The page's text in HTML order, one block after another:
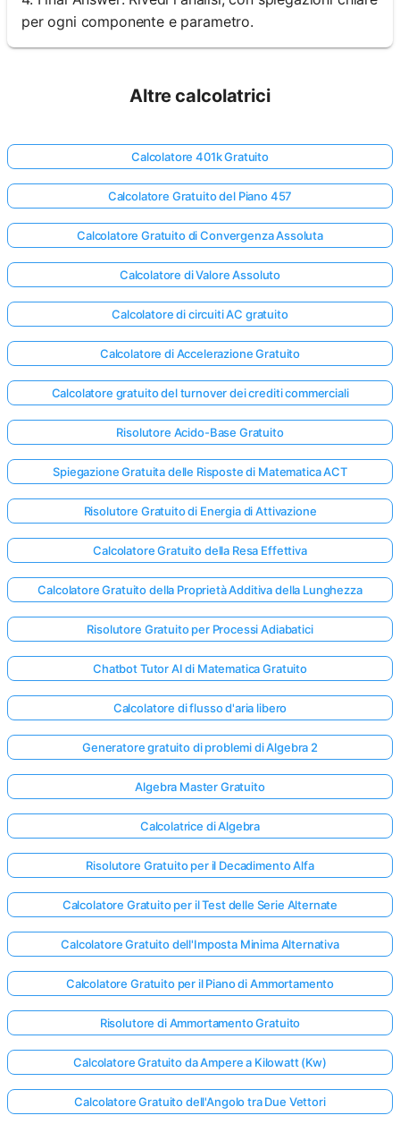
per ogni componente e parametro.
Altre calcolatrici
Calcolatore 401k Gratuito
Calcolatore Gratuito del Piano 457
Calcolatore Gratuito di Convergenza Assoluta
Calcolatore di Valore Assoluto
Calcolatore di circuiti AC gratuito
Calcolatore di Accelerazione Gratuito
Calcolatore gratuito del turnover dei crediti commerciali
Risolutore Acido-Base Gratuito
Spiegazione Gratuita delle Risposte di Matematica ACT
Risolutore Gratuito di Energia di Attivazione
Calcolatore Gratuito della Resa Effettiva
Calcolatore Gratuito della Proprietà Additiva della Lunghezza
Risolutore Gratuito per Processi Adiabatici
Chatbot Tutor AI di Matematica Gratuito
Calcolatore di flusso d'aria libero
Generatore gratuito di problemi di Algebra 2
Algebra Master Gratuito
Calcolatrice di Algebra
Risolutore Gratuito per il Decadimento Alfa
Calcolatore Gratuito per il Test delle Serie Alternate
Calcolatore Gratuito dell'Imposta Minima Alternativa
Calcolatore Gratuito per il Piano di Ammortamento
Risolutore di Ammortamento Gratuito
Calcolatore Gratuito da Ampere a Kilowatt (Kw)
Calcolatore Gratuito dell'Angolo tra Due Vettori